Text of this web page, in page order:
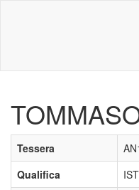
Tessera
Qualifica